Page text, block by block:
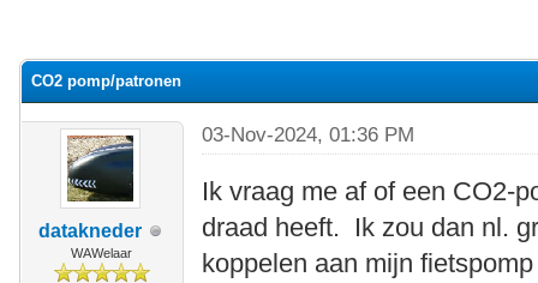
CO2 pomp/patronen
datakneder
WAWelaar
03-Nov-2024, 01:36 PM
Ik vraag me af of een CO2-
draad heeft. Ik zou dan nl.
koppelen aan mijn